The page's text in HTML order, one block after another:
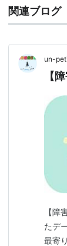
心身に障害
り身体障害者
に障害の程
が、一般に
身体障害者
療育手帳（
根拠となった
よって地域
札幌市では独
新たな障害
関連ブログ
un-
【
【
たデ
最寄